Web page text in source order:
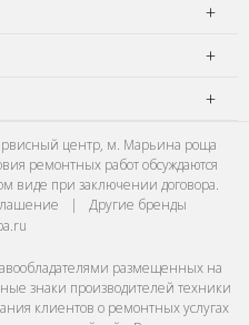
центр, м. Марьина роща
ремонтных работ обсуждаются
виде при заключении договора.
|
Другие бренды
размещенных на
знаки производителей техники
клиентов о ремонтных услугах